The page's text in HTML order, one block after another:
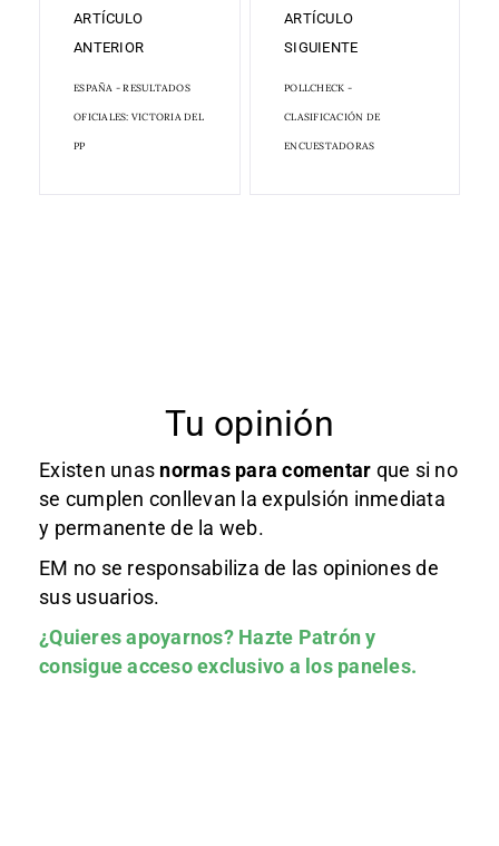
ARTÍCULO
ANTERIOR
ESPAÑA - RESULTADOS
OFICIALES: VICTORIA DEL
PP
ARTÍCULO
SIGUIENTE
POLLCHECK -
CLASIFICACIÓN DE
ENCUESTADORAS
Tu opinión
Existen unas normas para comentar que si no
se cumplen conllevan la expulsión inmediata
y permanente de la web.
EM no se responsabiliza de las opiniones de
sus usuarios.
¿Quieres apoyarnos? Hazte Patróny
consigue acceso exclusivo a los paneles.